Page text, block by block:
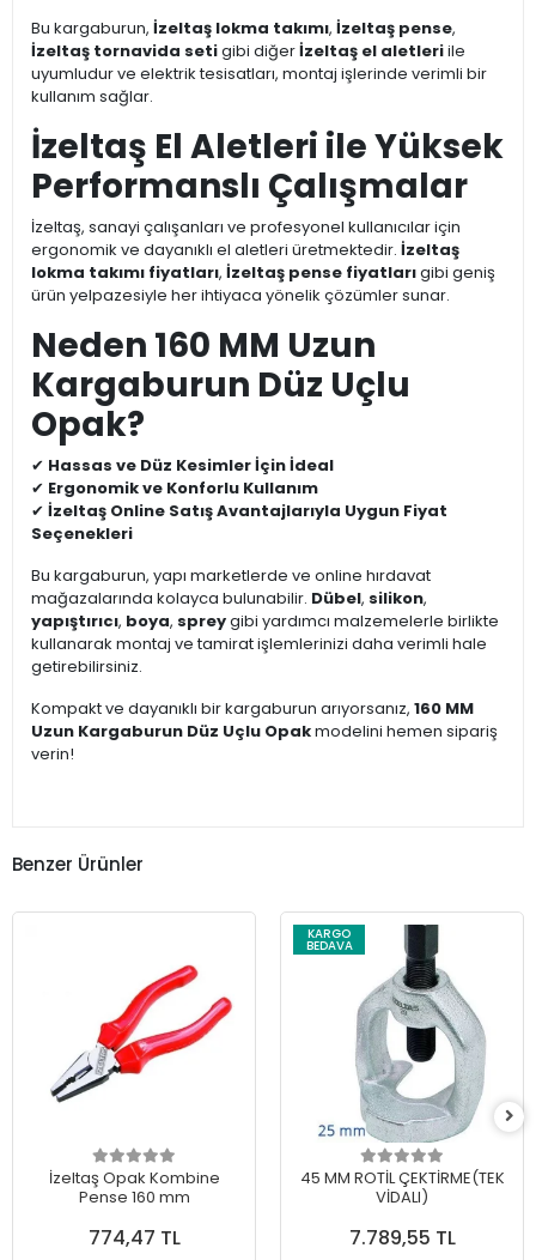
Bu kargaburun, İzeltaş lokma takımı, İzeltaş pense,
İzeltaş tornavida setigibi diğerİzeltaş el aletleriile
uyumludur ve elektrik tesisatları, montaj işlerinde verimli bir
kullanım sağlar.
İzeltaş El Aletleri ile Yüksek
Performanslı Çalışmalar
İzeltaş, sanayi çalışanları ve profesyonel kullanıcılar için
ergonomik ve dayanıklı el aletleri üretmektedir. İzeltaş
lokma takımı fiyatları, İzeltaş pense fiyatlarıgibi geniş
ürün yelpazesiyle her ihtiyaca yönelik çözümler sunar.
Neden 160 MM Uzun
Kargaburun Düz Uçlu
Opak?
✔ Hassas ve Düz Kesimler İçin İdeal
✔ Ergonomik ve Konforlu Kullanım
✔ İzeltaş Online Satış Avantajlarıyla Uygun Fiyat
Seçenekleri
Bu kargaburun, yapı marketlerde ve online hırdavat
mağazalarında kolayca bulunabilir. Dübel, silikon,
yapıştırıcı, boya, spreygibi yardımcı malzemelerle birlikte
kullanarak montaj ve tamirat işlemlerinizi daha verimli hale
getirebilirsiniz.
Kompakt ve dayanıklı bir kargaburun arıyorsanız, 160 MM
Uzun Kargaburun Düz Uçlu Opakmodelini hemen sipariş
verin!
Benzer Ürünler
İzeltaş Opak Kombine
Pense 160 mm
774,47 TL
KARGO
BEDAVA
45 MM ROTİL ÇEKTİRME(TEK
VİDALI)
7.789,55 TL